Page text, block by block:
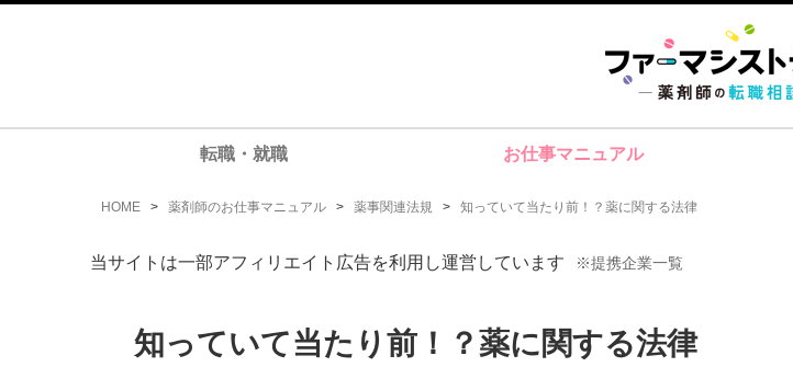
転職・就職 お仕事マニュアル
HOME > 薬剤師のお仕事マニュアル > 薬事関連法規 > 知っていて当たり前！？薬に関する法律
当サイトは一部アフィリエイト広告を利用し運営しています ※提携企業一覧
知っていて当たり前！？薬に関する法律